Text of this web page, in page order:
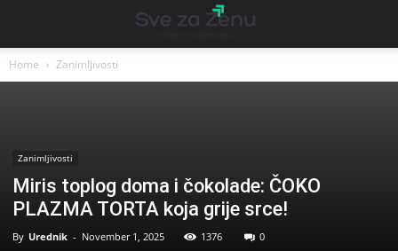
Home Zanimljivosti
Zanimljivosti
Miris toplog doma i čokolade: ČOKO
PLAZMA TORTA koja grije srce!
By Urednik - November 1, 2025 1376 0